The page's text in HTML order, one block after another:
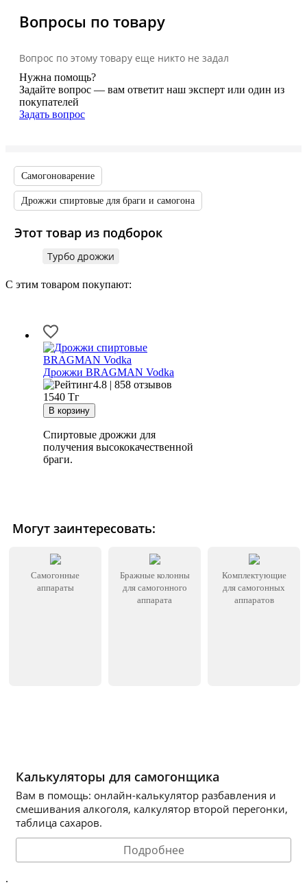
Вопросы по товару
Вопрос по этому товару еще никто не задал
Нужна помощь?
Задайте вопрос — вам ответит наш эксперт или один из
покупателей
Задать вопрос
Самогоноварение
Дрожжи спиртовые для браги и самогона
Этот товар из подборок
Турбо дрожжи
С этим товаром покупают:
Дрожжи BRAGMAN Vodka
4.8 | 858 отзывов
1540 Тг
Спиртовые дрожжи для
получения высококачественной
браги.
Могут заинтересовать:
Самогонные
аппараты
Бражные колонны
для самогонного
аппарата
Комплектующие
для самогонных
аппаратов
Калькуляторы для самогонщика
Вам в помощь: онлайн-калькулятор разбавления и
смешивания алкоголя, калкулятор второй перегонки,
таблица сахаров.
Подробнее
.